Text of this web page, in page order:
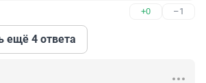
+0 –1
ещё 4 ответа